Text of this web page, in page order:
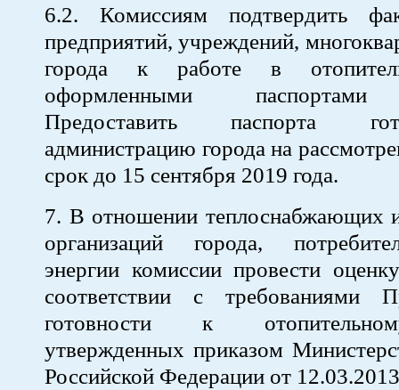
6.2. Комиссиям подтвердить
предприятий, учреждений,
города к работе в
оформленными паспортами
Предоставить паспорта
администрацию города на
срок до 15 сентября 2019 года.
7. В отношении теплоснабжающих
организаций города,
энергии комиссии провести
соответствии с требованиями
готовности к
утвержденных приказом
Российской Федерации от